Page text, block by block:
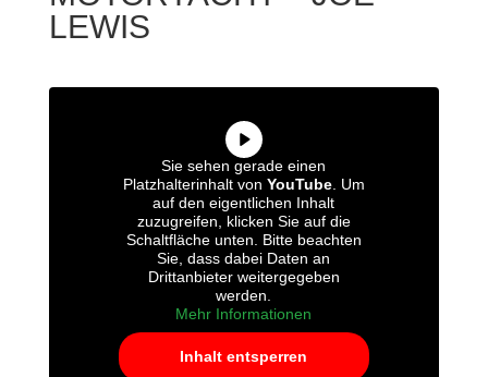
LEWIS
Sie sehen gerade einen
Platzhalterinhalt von YouTube. Um
auf den eigentlichen Inhalt
zuzugreifen, klicken Sie auf die
Schaltfläche unten. Bitte beachten
Sie, dass dabei Daten an
Drittanbieter weitergegeben
werden.
Mehr Informationen
Inhalt entsperren